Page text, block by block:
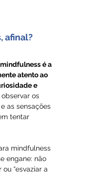
afinal?
mindfulness é a
atento ao
e
observar os
as sensações
tentar
mindfulness
engane: não
“esvaziar a